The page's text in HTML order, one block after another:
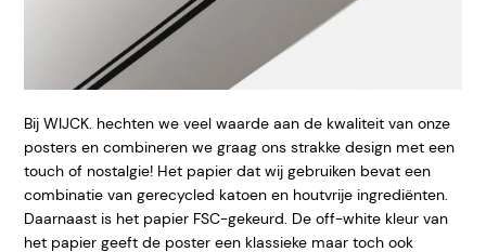
Bij WIJCK. hechten we veel waarde aan de kwaliteit van onze
posters en combineren we graag ons strakke design met een
touch of nostalgie! Het papier dat wij gebruiken bevat een
combinatie van gerecycled katoen en houtvrije ingrediënten.
Daarnaast is het papier FSC-gekeurd. De off-white kleur van
het papier geeft de poster een klassieke maar toch ook